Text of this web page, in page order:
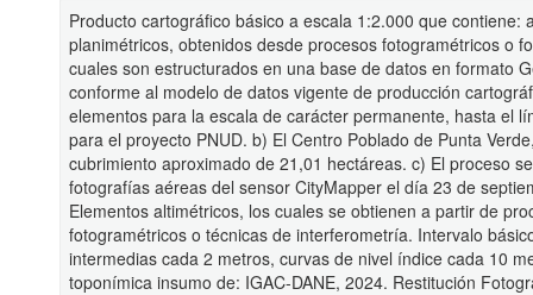
Producto cartográfico básico a escala 1:2.000 que contiene:
planimétricos, obtenidos desde procesos fotogramétricos o
cuales son estructurados en una base de datos en formato
conforme al modelo de datos vigente de producción
elementos para la escala de carácter permanente, hasta el
para el proyecto PNUD. b) El Centro Poblado de Punta
cubrimiento aproximado de 21,01 hectáreas. c) El proceso
fotografías aéreas del sensor CityMapper el día 23 de
Elementos altimétricos, los cuales se obtienen a partir de
fotogramétricos o técnicas de interferometría. Intervalo
intermedias cada 2 metros, curvas de nivel índice cada 10
toponímica insumo de: IGAC-DANE, 2024. Restitución